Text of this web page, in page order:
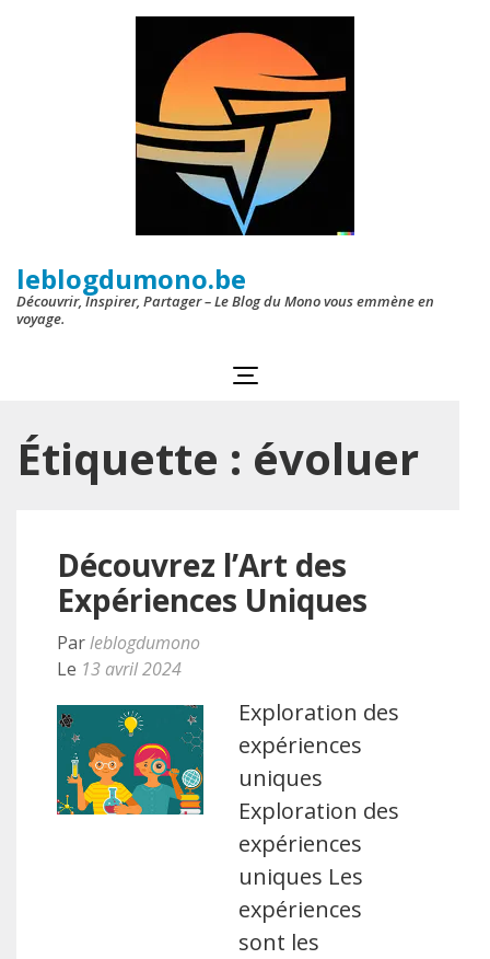
leblogdumono.be
Découvrir, Inspirer, Partager – Le Blog du Mono vous emmène en
voyage.
Étiquette : évoluer
Découvrez l’Art des
Expériences Uniques
Parleblogdumono
Le 13 avril 2024
Exploration des
expériences
uniques
Exploration des
expériences
uniques Les
expériences
sont les